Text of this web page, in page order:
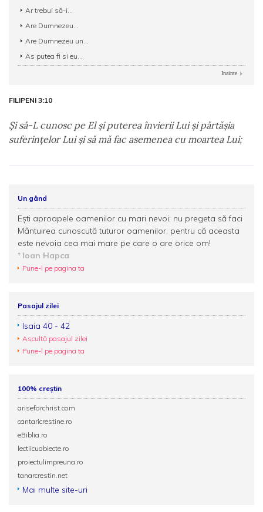
Ar trebui să-i...
Are Dumnezeu...
Are Dumnezeu un...
As putea fi si eu...
Inainte
FILIPENI 3:10
Şi să-L cunosc pe El şi puterea învierii Lui şi părtăşia
suferinţelor Lui şi să mă fac asemenea cu moartea Lui;
Un gând
Ești aproapele oamenilor cu mari nevoi; nu pregeta să faci
Mântuirea cunoscută tuturor oamenilor, pentru că aceasta
este nevoia cea mai mare pe care o are orice om!
Ioan Hapca
Pune-l pe pagina ta
Pasajul zilei
Isaia 40 - 42
Ascultă pasajul zilei
Pune-l pe pagina ta
100% creștin
ariseforchrist.com
cantaricrestine.ro
eBiblia.ro
lectiicuobiecte.ro
proiectulimpreuna.ro
tanarcrestin.net
Mai multe site-uri